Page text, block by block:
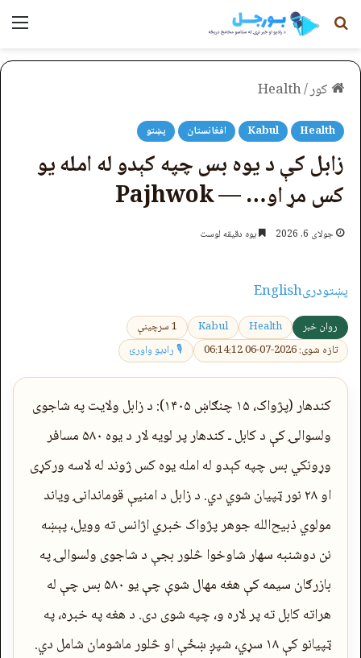
لټون
کور/
Health
Health
Kabul افغانستان پښتو
زابل کې د یوه بس چپه کېدو له امله یو
کس مړ او… — Pajhwok
جولای 6, 2026 یوه دقیقه لوست
پښتودریEnglish
روان خبر Health
Kabul
1 سرچینې
تازه شوی: 2026-07-06 06:14:12
🎙 راډیو واورئ
کندهار (پژواک، ۱۵ چنګاښ ۱۴۰۵): د زابل ولایت په شاجوی
ولسوالۍ کې د کابل ـ کندهار پر لویه لار د یوه ۵۸۰ مسافر
وړونکي بس چپه کېدو له امله یوه کس ژوند له لاسه ورکړی
او ۲۸ نور ټپیان شوي دي. د زابل د امنیې قوماندانۍ ویاند
مولوي ذبیح‌الله جوهر پژواک خبري اژانس ته وویل، پېښه
نن دوشنبه سهار شاوخوا څلور بجې د شاجوی ولسوالۍ په
بازرګان سیمه کې هغه مهال شوې چې یو ۵۸۰ بس چې له
هراته کابل ته پر لاره و، چپه شوی دی. د هغه په خبره، په
ټپیانو کې ۱۸ سړي، شپږ ښځې او څلور ماشومان شامل دي.